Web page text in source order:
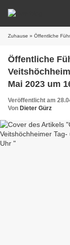
Zuhause » Öffentliche Führung
Öffentliche
Mai 2023 um
Veröffentlicht am
Von Dieter Gürz